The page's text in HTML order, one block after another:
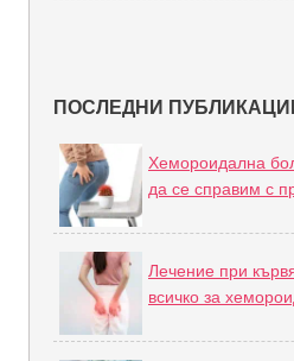
ПОСЛЕДНИ
Хемороидална
да се справим с
Лечение при
всичко за